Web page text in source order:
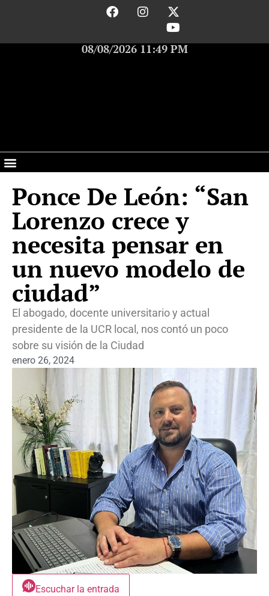
08/08/2026 11:49 PM
Ponce De León: “San
Lorenzo crece y
necesita pensar en
un nuevo modelo de
ciudad”
El abogado, docente universitario y actual
presidente de la UCR local, nos contó un poco
sobre su visión de la Ciudad
enero 26, 2024
Escuchar la entrada